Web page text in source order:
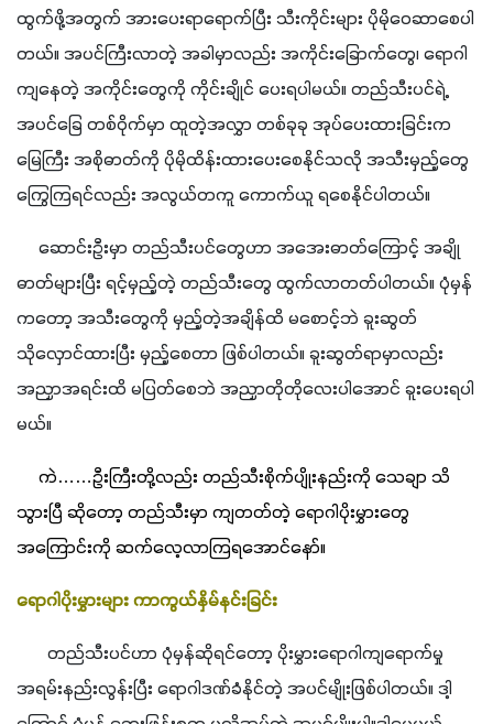
ထွက်ဖို့အတွက် အားပေးရာရောက်ပြီး သီးကိုင်းများ ပိုမိုဝေဆာစေပါ
တယ်။ အပင်ကြီးလာတဲ့ အခါမှာလည်း အကိုင်းခြောက်တွေ၊ ရောဂါ
ကျနေတဲ့ အကိုင်းတွေကို ကိုင်းချိုင် ပေးရပါမယ်။ တည်သီးပင်ရဲ့
အပင်ခြေ တစ်ဝိုက်မှာ ထူတဲ့အလွှာ တစ်ခုခု အုပ်ပေးထားခြင်းက
မြေကြီး အစိုဓာတ်ကို ပိုမိုထိန်းထားပေးစေနိုင်သလို အသီးမှည့်တွေ
ကြွေကြရင်လည်း အလွယ်တကူ ကောက်ယူ ရစေနိုင်ပါတယ်။
ဆောင်းဦးမှာ တည်သီးပင်တွေဟာ အအေးဓာတ်ကြောင့် အချို
ဓာတ်များပြီး ရင့်မှည့်တဲ့ တည်သီးတွေ ထွက်လာတတ်ပါတယ်။ ပုံမှန်
ကတော့ အသီးတွေကို မှည့်တဲ့အချိန်ထိ မစောင့်ဘဲ ခူးဆွတ်
သိုလှောင်ထားပြီး မှည့်စေတာ ဖြစ်ပါတယ်။ ခူးဆွတ်ရာမှာလည်း
အညှာအရင်းထိ မပြတ်စေဘဲ အညှာတိုတိုလေးပါအောင် ခူးပေးရပါ
မယ်။
ကဲ……ဦးကြီးတို့လည်း တည်သီးစိုက်ပျိုးနည်းကို သေချာ သိ
သွားပြီ ဆိုတော့ တည်သီးမှာ ကျတတ်တဲ့ ရောဂါပိုးမွှားတွေ
အကြောင်းကို ဆက်လေ့လာကြရအောင်နော်။
ရောဂါပိုးမွှားများ ကာကွယ်နှိမ်နင်းခြင်း
တည်သီးပင်ဟာ ပုံမှန်ဆိုရင်တော့ ပိုးမွှားရောဂါကျရောက်မှု
အရမ်းနည်းလွန်းပြီး ရောဂါဒဏ်ခံနိုင်တဲ့ အပင်မျိုးဖြစ်ပါတယ်။ ဒါ့